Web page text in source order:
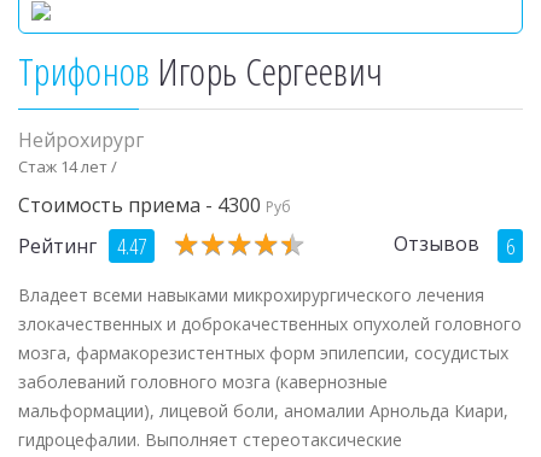
Трифонов Игорь Сергеевич
Нейрохирург
Стаж 14 лет /
Стоимость приема - 4300 Руб
Рейтинг 4.47 ★★★★★
★★★★★ Отзывов 6
Владеет всеми навыками микрохирургического лечения
злокачественных и доброкачественных опухолей головного
мозга, фармакорезистентных форм эпилепсии, сосудистых
заболеваний головного мозга (кавернозные
мальформации), лицевой боли, аномалии Арнольда Киари,
гидроцефалии. Выполняет стереотаксические